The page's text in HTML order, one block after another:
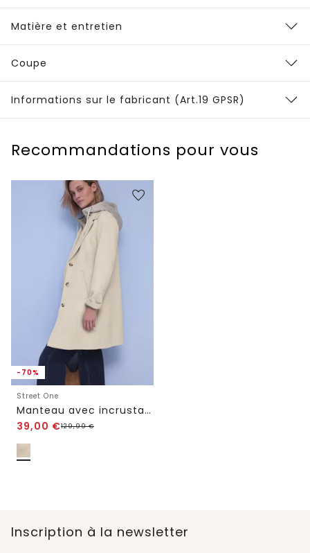
Matière et entretien
Coupe
Informations sur le fabricant (Art.19 GPSR)
Recommandations pour vous
-70%
Street One
Manteau avec incrustation
39,00 €129,99€
Inscription à la newsletter